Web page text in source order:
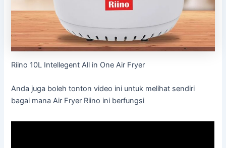
Riino 10L Intellegent All in One Air Fryer
Anda juga boleh tonton video ini untuk melihat sendiri
bagai mana Air Fryer Riino ini berfungsi